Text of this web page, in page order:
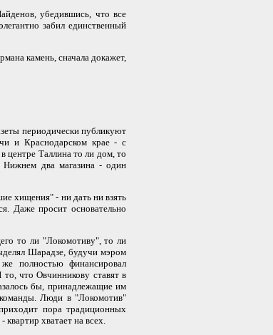
убедившись, что все
забил единственный
камень, сначала докажет,
периодически публикуют
и Краснодарском крае - с
центре Таллина то ли дом, то
Нижнем два магазина - один
хищения" - ни дать ни взять
Даже просит основательно
то ли "Локомотиву", то ли
Шарадзе, будучи мэром
полностью финансировал
что Овчинникову ставят в
бы, принадлежащие им
Люди в "Локомотив"
пора традиционных
квартир хватает на всех.